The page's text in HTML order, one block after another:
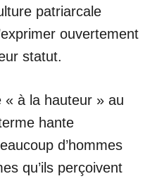
patriarcale
ouvertement
statut.
« à la hauteur » au
hante
d’hommes
qu’ils perçoivent